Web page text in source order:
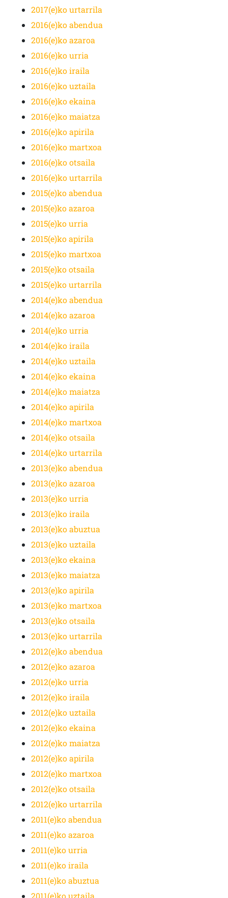
2017(e)ko urtarrila
2016(e)ko abendua
2016(e)ko azaroa
2016(e)ko urria
2016(e)ko iraila
2016(e)ko uztaila
2016(e)ko ekaina
2016(e)ko maiatza
2016(e)ko apirila
2016(e)ko martxoa
2016(e)ko otsaila
2016(e)ko urtarrila
2015(e)ko abendua
2015(e)ko azaroa
2015(e)ko urria
2015(e)ko apirila
2015(e)ko martxoa
2015(e)ko otsaila
2015(e)ko urtarrila
2014(e)ko abendua
2014(e)ko azaroa
2014(e)ko urria
2014(e)ko iraila
2014(e)ko uztaila
2014(e)ko ekaina
2014(e)ko maiatza
2014(e)ko apirila
2014(e)ko martxoa
2014(e)ko otsaila
2014(e)ko urtarrila
2013(e)ko abendua
2013(e)ko azaroa
2013(e)ko urria
2013(e)ko iraila
2013(e)ko abuztua
2013(e)ko uztaila
2013(e)ko ekaina
2013(e)ko maiatza
2013(e)ko apirila
2013(e)ko martxoa
2013(e)ko otsaila
2013(e)ko urtarrila
2012(e)ko abendua
2012(e)ko azaroa
2012(e)ko urria
2012(e)ko iraila
2012(e)ko uztaila
2012(e)ko ekaina
2012(e)ko maiatza
2012(e)ko apirila
2012(e)ko martxoa
2012(e)ko otsaila
2012(e)ko urtarrila
2011(e)ko abendua
2011(e)ko azaroa
2011(e)ko urria
2011(e)ko iraila
2011(e)ko abuztua
2011(e)ko uztaila